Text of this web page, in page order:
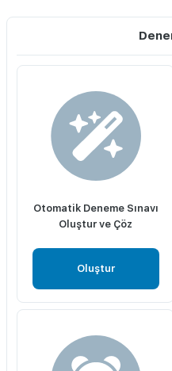
Sınav Ekranı
Whatsapp Kanalımız
Otomatik Deneme Sınavı
Oluştur ve Çöz
Oluştur